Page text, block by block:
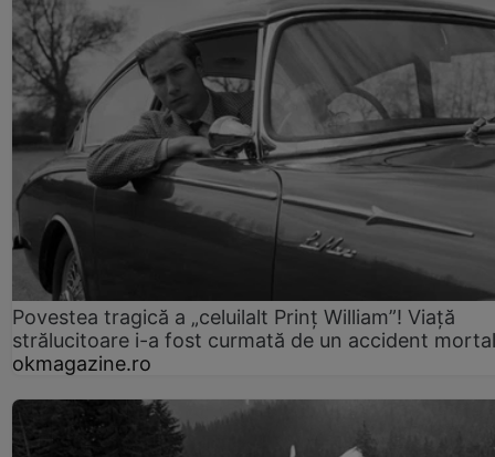
Povestea tragică a „celuilalt Prinț William”! Viață
strălucitoare i-a fost curmată de un accident mortal
okmagazine.ro